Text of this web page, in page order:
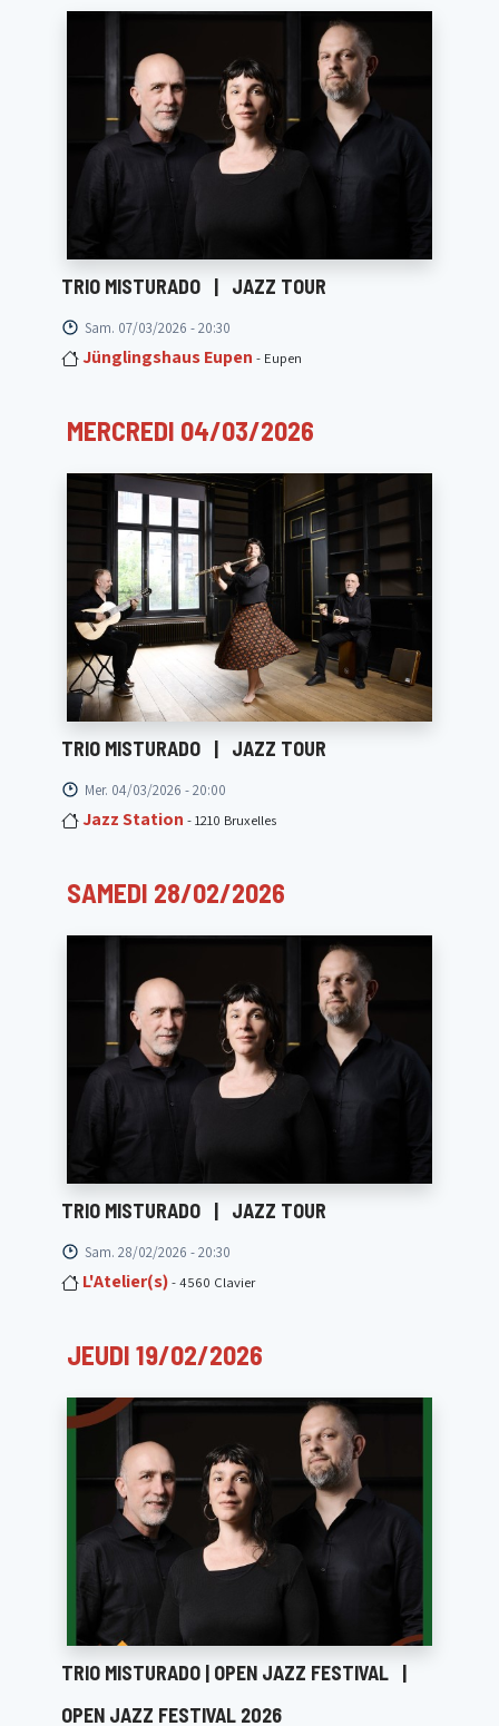
TRIO MISTURADO | JAZZ TOUR
Sam. 07/03/2026 - 20:30
Jünglingshaus Eupen - Eupen
MERCREDI 04/03/2026
TRIO MISTURADO | JAZZ TOUR
Mer. 04/03/2026 - 20:00
Jazz Station - 1210 Bruxelles
SAMEDI 28/02/2026
TRIO MISTURADO | JAZZ TOUR
Sam. 28/02/2026 - 20:30
L'Atelier(s)- 4560 Clavier
JEUDI 19/02/2026
TRIO MISTURADO | OPEN JAZZ FESTIVAL |
OPEN JAZZ FESTIVAL 2026